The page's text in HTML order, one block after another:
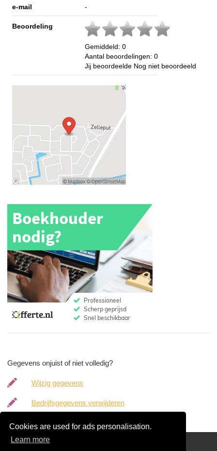
Cookies are used for ads personalisation.
Learn more
e-mail -
Beoordeling
Gemiddeld: 0
Aantal beoordelingen: 0
Jij beoordeelde Nog niet beoordeeld
Gegevens onjuist of niet volledig?
Wijzig gegevens
Bedrijfsgegevens verwijderen
Gratis Boekhouder Offertes Vergelijken